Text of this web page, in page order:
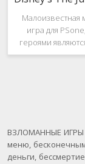
Малоизвестная
игра для
героями
"Книги
ВЗЛОМАННЫЕ ИГРЫ
меню,
деньги,